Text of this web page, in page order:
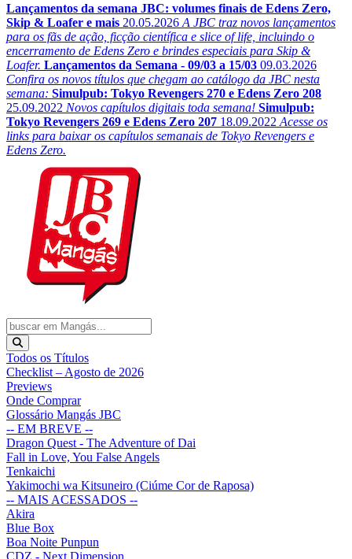
Lançamentos da semana JBC: volumes finais de Edens Zero,
Skip & Loafer e mais 20.05.2026 A JBC traz novos lançamentos
para os fãs de ação, ficção científica e slice of life, incluindo o
encerramento de Edens Zero e brindes especiais para Skip &
Loafer. Lançamentos da Semana - 09/03 a 15/03 09.03.2026
Confira os novos títulos que chegam ao catálogo da JBC nesta
semana: Simulpub: Tokyo Revengers 270 e Edens Zero 208
25.09.2022 Novos capítulos digitais toda semana! Simulpub:
Tokyo Revengers 269 e Edens Zero 207 18.09.2022 Acesse os
links para baixar os capítulos semanais de Tokyo Revengers e
Edens Zero.
Todos os Títulos
Checklist – Agosto de 2026
Previews
Onde Comprar
Glossário Mangás JBC
-- EM BREVE --
Dragon Quest - The Adventure of Dai
Fall in Love, You False Angels
Tenkaichi
Yakimochi wa Kitsuneiro (Ciúme Cor de Raposa)
-- MAIS ACESSADOS --
Akira
Blue Box
Boa Noite Punpun
CDZ - Next Dimension